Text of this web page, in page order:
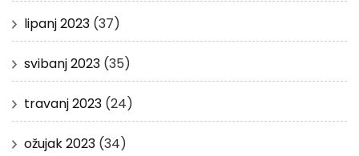
lipanj 2023 (37)
svibanj 2023 (35)
travanj 2023 (24)
ožujak 2023 (34)